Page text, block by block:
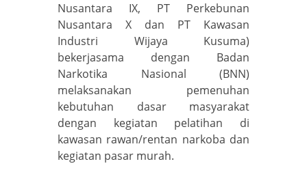
Nusantara IX, PT Perkebunan
Nusantara X dan PT Kawasan
Industri Wijaya Kusuma)
bekerjasama dengan Badan
Narkotika Nasional (BNN)
melaksanakan pemenuhan
kebutuhan dasar masyarakat
dengan kegiatan pelatihan di
kawasan rawan/rentan narkoba dan
kegiatan pasar murah.